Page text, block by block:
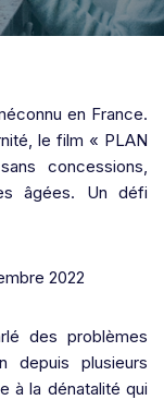
en France.
le film « PLAN
concessions,
âgées. Un défi
2022
des problèmes
depuis plusieurs
à la dénatalité qui